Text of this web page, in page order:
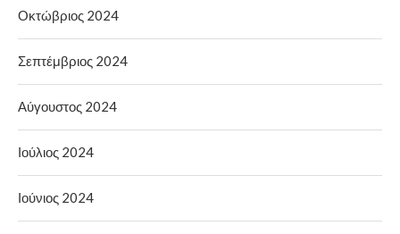
Οκτώβριος 2024
Σεπτέμβριος 2024
Αύγουστος 2024
Ιούλιος 2024
Ιούνιος 2024